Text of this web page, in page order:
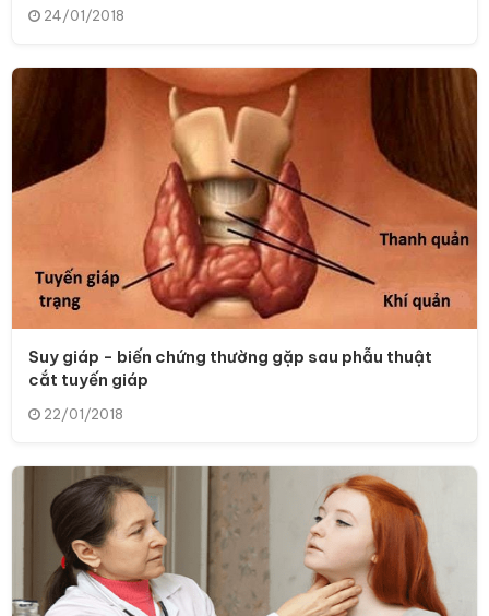
24/01/2018
Suy giáp - biến chứng thường gặp sau phẫu thuật
cắt tuyến giáp
22/01/2018